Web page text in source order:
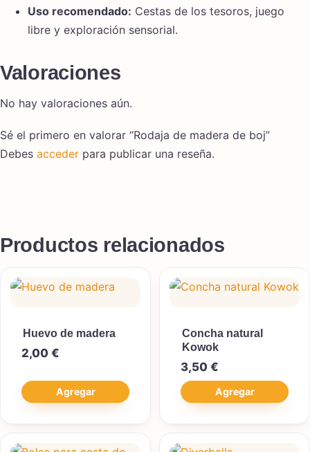
Uso recomendado: Cestas de los tesoros, juego
libre y exploración sensorial.
Valoraciones
No hay valoraciones aún.
Sé el primero en valorar “Rodaja de madera de boj”
Debes acceder para publicar una reseña.
Productos relacionados
Huevo de madera
2,00 €
Agregar
Concha natural
Kowok
3,50 €
Agregar